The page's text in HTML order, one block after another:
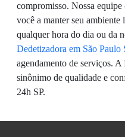
compromisso. Nossa equipe
você a manter seu
qualquer hora do dia ou da
Dedetizadora em São Paulo
agendamento de serviços.
sinônimo de qualidade e
24h SP.